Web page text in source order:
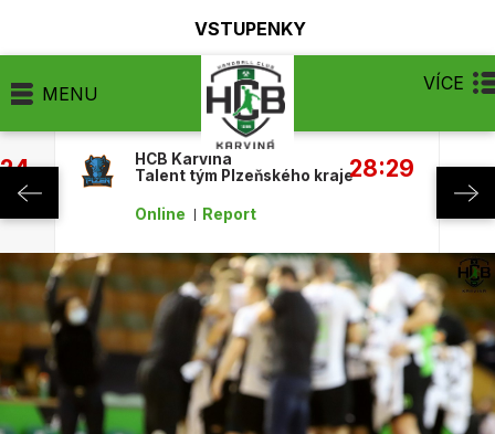
VSTUPENKY
MENU VÍCE
HCB Karviná
Talent tým Plzeňského kraje28:29
Online Report